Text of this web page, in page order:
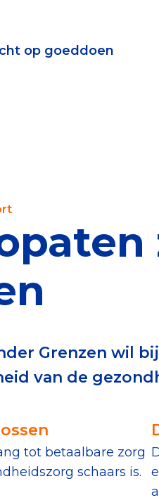
op goeddoen
op goeddoen
Publiek
Veilig geven met het
Tips bij doneren: zo
Data &
Betrouwbare data
CBF-publicaties
Grenzen wil
van de
tot betaalbare zorg
schaars is.